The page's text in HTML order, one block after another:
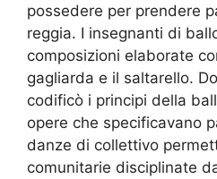
possedere per prendere
reggia. I insegnanti di
composizioni elaborate
gagliarda e il saltarello.
codificò i principi della
opere che specificavano
danze di collettivo
comunitarie disciplinate